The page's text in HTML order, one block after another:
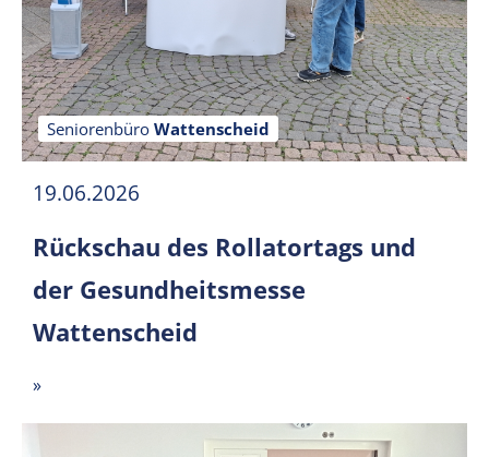
Seniorenbüro Wattenscheid
19.06.2026
Rückschau des Rollatortags und
der Gesundheitsmesse
Wattenscheid
»